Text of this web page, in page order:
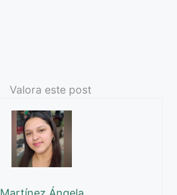
Valora este post